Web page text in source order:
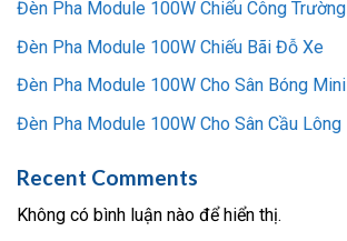
Đèn Pha Module 100W Chiếu Công Trường
Đèn Pha Module 100W Chiếu Bãi Đỗ Xe
Đèn Pha Module 100W Cho Sân Bóng Mini
Đèn Pha Module 100W Cho Sân Cầu Lông
Recent Comments
Không có bình luận nào để hiển thị.